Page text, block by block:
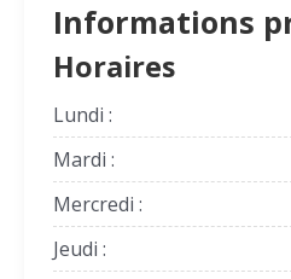
Informations
Horaires
Lundi :
Mardi :
Mercredi :
Jeudi :